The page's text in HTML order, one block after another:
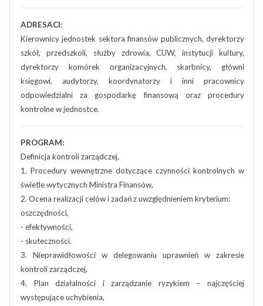
ADRESACI:
Kierownicy jednostek sektora finansów publicznych, dyrektorzy
szkół, przedszkoli, służby zdrowia, CUW, instytucji kultury,
dyrektorzy komórek organizacyjnych, skarbnicy, główni
księgowi, audytorzy, koordynatorzy i inni pracownicy
odpowiedzialni za gospodarkę finansową oraz procedury
kontrolne w jednostce.
PROGRAM:
Definicja kontroli zarządczej,
1. Procedury wewnętrzne dotyczące czynności kontrolnych w
świetle wytycznych Ministra Finansów,
2. Ocena realizacji celów i zadań z uwzględnieniem kryterium:
oszczędności,
- efektywności,
- skuteczności.
3. Nieprawidłowości w delegowaniu uprawnień w zakresie
kontroli zarządczej,
4. Plan działalności i zarządzanie ryzykiem – najczęściej
występujące uchybienia,